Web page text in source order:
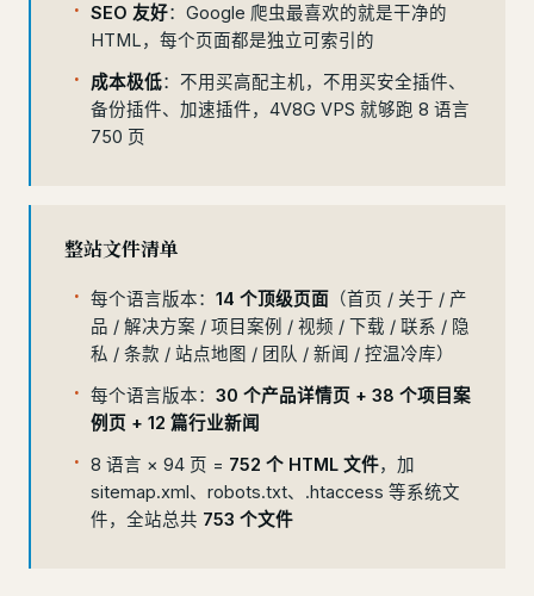
SEO 友好：Google 爬虫最喜欢的就是干净的
HTML，每个页面都是独立可索引的
成本极低：不用买高配主机，不用买安全插件、
备份插件、加速插件，4V8G VPS 就够跑 8 语言
750 页
整站文件清单
每个语言版本： 14 个顶级页面 （首页 / 关于 / 产
品 / 解决方案 / 项目案例 / 视频 / 下载 / 联系 / 隐
私 / 条款 / 站点地图 / 团队 / 新闻 / 控温冷库）
每个语言版本： 30 个产品详情页 + 38 个项目案
例页 + 12 篇行业新闻
8 语言 × 94 页 = 752 个 HTML 文件，加
sitemap.xml、robots.txt、.htaccess 等系统文
件，全站总共 753 个文件